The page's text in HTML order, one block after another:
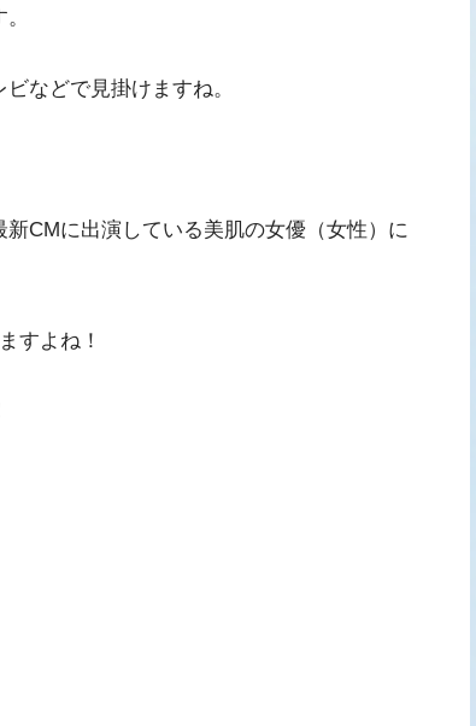
などで見掛けますね。
CMに出演している美肌の女優（女性）に
すよね！